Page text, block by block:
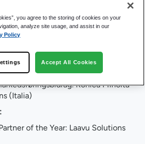
og salgs- og
basert på M-Files teknologi. Globale
inkluderer:
markedsføringskampanje: Graphax
Konica Minolta
(Italia)
of the Year: Laavu Solutions
you agree to the storing of cookies on your
analyze site usage, and assist in our
Policy
Accept All Cookies